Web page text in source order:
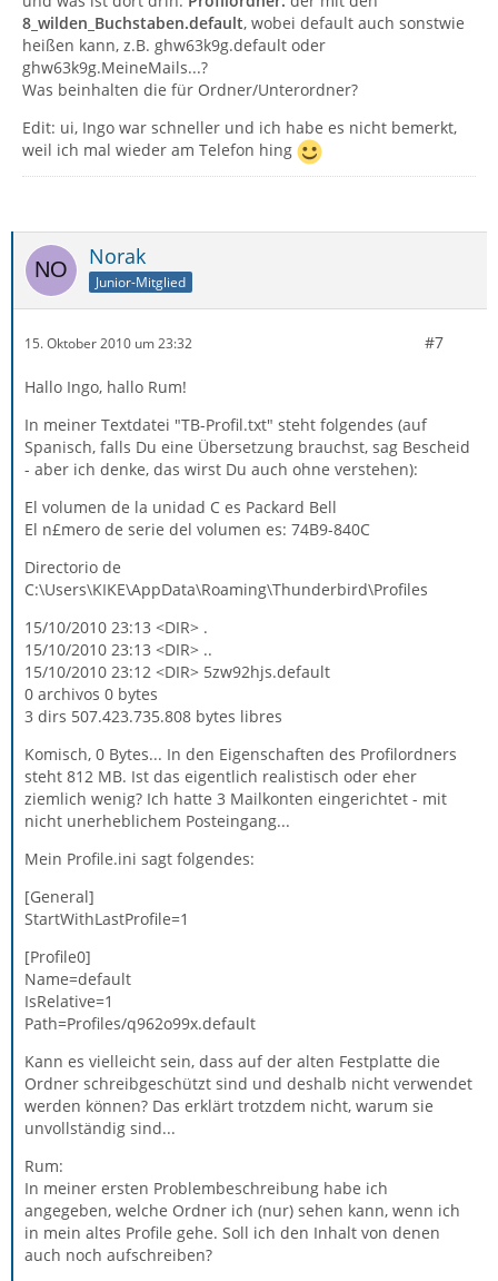
8_wilden_Buchstaben.default, wobei default auch sonstwie
heißen kann, z.B. ghw63k9g.default oder
ghw63k9g.MeineMails...?
Was beinhalten die für Ordner/Unterordner?
Edit: ui, Ingo war schneller und ich habe es nicht bemerkt,
weil ich mal wieder am Telefon hing
Norak
Junior-Mitglied
15. Oktober 2010 um 23:32 #7
Hallo Ingo, hallo Rum!
In meiner Textdatei "TB-Profil.txt" steht folgendes (auf
Spanisch, falls Du eine Übersetzung brauchst, sag Bescheid
- aber ich denke, das wirst Du auch ohne verstehen):
El volumen de la unidad C es Packard Bell
El n£mero de serie del volumen es: 74B9-840C
Directorio de
C:\Users\KIKE\AppData\Roaming\Thunderbird\Profiles
15/10/2010 23:13 <DIR> .
15/10/2010 23:13 <DIR> ..
15/10/2010 23:12 <DIR> 5zw92hjs.default
0 archivos 0 bytes
3 dirs 507.423.735.808 bytes libres
Komisch, 0 Bytes... In den Eigenschaften des Profilordners
steht 812 MB. Ist das eigentlich realistisch oder eher
ziemlich wenig? Ich hatte 3 Mailkonten eingerichtet - mit
nicht unerheblichem Posteingang...
Mein Profile.ini sagt folgendes:
[General]
StartWithLastProfile=1
[Profile0]
Name=default
IsRelative=1
Path=Profiles/q962o99x.default
Kann es vielleicht sein, dass auf der alten Festplatte die
Ordner schreibgeschützt sind und deshalb nicht verwendet
werden können? Das erklärt trotzdem nicht, warum sie
unvollständig sind...
Rum:
In meiner ersten Problembeschreibung habe ich
angegeben, welche Ordner ich (nur) sehen kann, wenn ich
in mein altes Profile gehe. Soll ich den Inhalt von denen
auch noch aufschreiben?